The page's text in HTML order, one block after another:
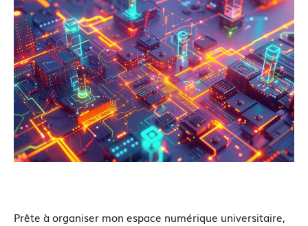
Prête à organiser mon espace numérique universitaire,